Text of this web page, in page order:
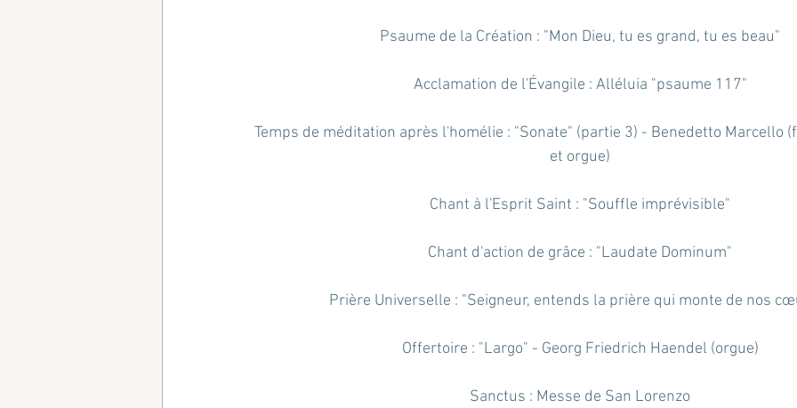
Psaume de la Création : "Mon Dieu, tu es grand, tu es beau"
Acclamation de l'Évangile : Alléluia "psaume 117"
Temps de méditation après l'homélie : "Sonate" (partie 3) - Benedetto Marcello
et orgue)
Chant à l'Esprit Saint : "Souffle imprévisible"
Chant d'action de grâce : "Laudate Dominum"
Prière Universelle : "Seigneur, entends la prière qui monte de nos
Offertoire : "Largo" - Georg Friedrich Haendel (orgue)
Sanctus : Messe de San Lorenzo